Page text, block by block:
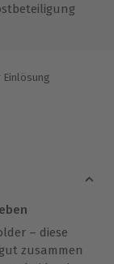
Einlösung
zusammen